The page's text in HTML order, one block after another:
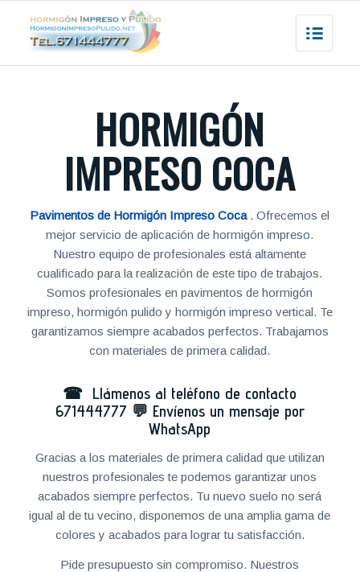
HORMIGÓN
IMPRESO COCA
Pavimentos de Hormigón Impreso Coca . Ofrecemos el
mejor servicio de aplicación de hormigón impreso.
Nuestro equipo de profesionales está altamente
cualificado para la realización de este tipo de trabajos.
Somos profesionales en pavimentos de hormigón
impreso, hormigón pulido y hormigón impreso vertical. Te
garantizamos siempre acabados perfectos. Trabajamos
con materiales de primera calidad.
☎ Llámenos al teléfono de contacto
671444777 💬 Envíenos un mensaje por
WhatsApp
Gracias a los materiales de primera calidad que utilizan
nuestros profesionales te podemos garantizar unos
acabados siempre perfectos. Tu nuevo suelo no será
igual al de tu vecino, disponemos de una amplia gama de
colores y acabados para lograr tu satisfacción.
Pide presupuesto sin compromiso. Nuestros